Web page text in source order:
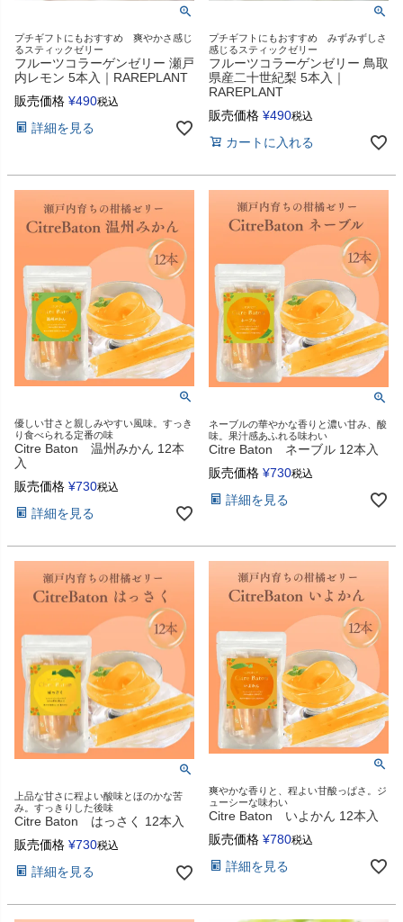
プチギフトにもおすすめ 爽やかさ感じ
るスティックゼリー
フルーツコラーゲンゼリー 瀬戸
内レモン 5本入｜RAREPLANT
販売価格 ¥490税込
詳細を見る
プチギフトにもおすすめ みずみずしさ
感じるスティックゼリー
フルーツコラーゲンゼリー 鳥取
県産二十世紀梨 5本入｜
RAREPLANT
販売価格 ¥490税込
カートに入れる
優しい甘さと親しみやすい風味。すっき
り食べられる定番の味
Citre Baton 温州みかん 12本
入
販売価格 ¥730税込
詳細を見る
ネーブルの華やかな香りと濃い甘み、酸
味。果汁感あふれる味わい
Citre Baton ネーブル 12本入
販売価格 ¥730税込
詳細を見る
上品な甘さに程よい酸味とほのかな苦
み。すっきりした後味
Citre Baton はっさく 12本入
販売価格 ¥730税込
詳細を見る
爽やかな香りと、程よい甘酸っぱさ。ジ
ューシーな味わい
Citre Baton いよかん 12本入
販売価格 ¥780税込
詳細を見る